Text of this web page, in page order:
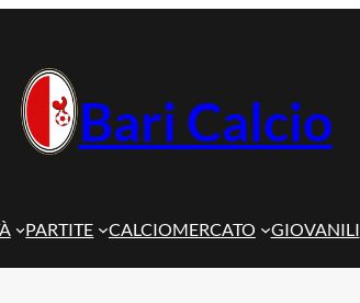
Bari Calcio
PARTITE CALCIOMERCATO GIOVANILI